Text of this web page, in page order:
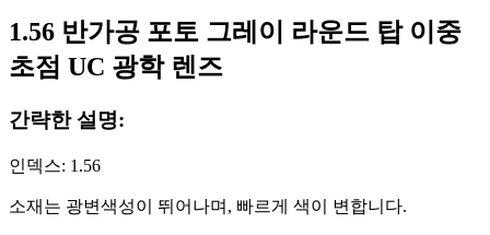
1.56 반가공 포토 그레이 라운드 탑 이중
초점 UC 광학 렌즈
간략한 설명:
인덱스: 1.56
소재는 광변색성이 뛰어나며, 빠르게 색이 변합니다.